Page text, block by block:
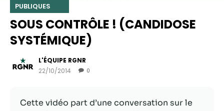
PUBLIQUES
SOUS CONTRÔLE ! (CANDIDOSE
SYSTÉMIQUE)
L'ÉQUIPE RGNR
22/10/2014
0
Cette vidéo part d’une conversation sur le